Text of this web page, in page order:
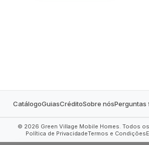
CatálogoGuiasCréditoSobre nósPerguntas
© 2026 Green Village Mobile Homes. Todos
Política de PrivacidadeTermos e Condições